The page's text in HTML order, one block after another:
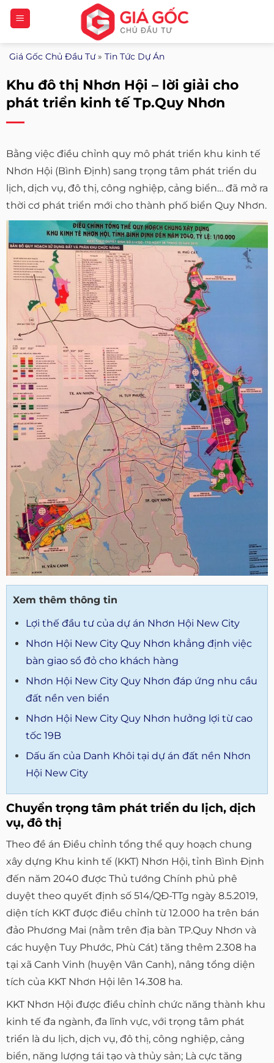
Bỏ
qua
nội
dung
Giá Gốc Chủ Đầu Tư» Tin Tức Dự Án
Khu đô thị Nhơn Hội – lời giải cho
phát triển kinh tế Tp.Quy Nhơn
Bằng việc điều chỉnh quy mô phát triển khu kinh tế
Nhơn Hội (Bình Định) sang trọng tâm phát triển du
lịch, dịch vụ, đô thị, công nghiệp, cảng biển… đã mở ra
thời cơ phát triển mới cho thành phố biển Quy Nhơn.
Xem thêm thông tin
Lợi thế đầu tư của dự án Nhơn Hội New City
Nhơn Hội New City Quy Nhơn khẳng định việc
bàn giao sổ đỏ cho khách hàng
Nhơn Hội New City Quy Nhơn đáp ứng nhu cầu
đất nền ven biển
Nhơn Hội New City Quy Nhơn hưởng lợi từ cao
tốc 19B
Dấu ấn của Danh Khôi tại dự án đất nền Nhơn
Hội New City
Chuyển trọng tâm phát triển du lịch, dịch
vụ, đô thị
Theo đề án Điều chỉnh tổng thể quy hoạch chung
xây dựng Khu kinh tế (KKT) Nhơn Hội, tỉnh Bình Định
đến năm 2040 được Thủ tướng Chính phủ phê
duyệt theo quyết định số 514/QĐ-TTg ngày 8.5.2019,
diện tích KKT được điều chỉnh từ 12.000 ha trên bán
đảo Phương Mai (nằm trên địa bàn TP.Quy Nhơn và
các huyện Tuy Phước, Phù Cát) tăng thêm 2.308 ha
tại xã Canh Vinh (huyện Vân Canh), nâng tổng diện
tích của KKT Nhơn Hội lên 14.308 ha.
KKT Nhơn Hội được điều chỉnh chức năng thành khu
kinh tế đa ngành, đa lĩnh vực, với trọng tâm phát
triển là du lịch, dịch vụ, đô thị, công nghiệp, cảng
biển, năng lượng tái tạo và thủy sản; Là cực tăng